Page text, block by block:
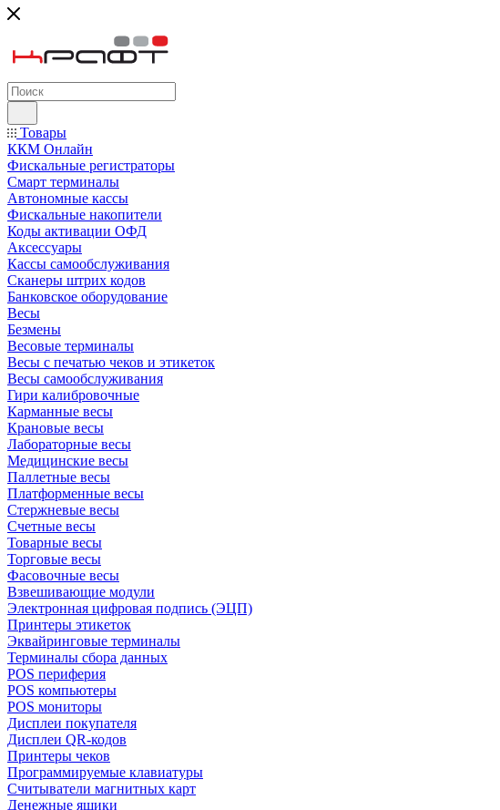
Товары
ККМ Онлайн
Фискальные регистраторы
Смарт терминалы
Автономные кассы
Фискальные накопители
Коды активации ОФД
Аксессуары
Кассы самообслуживания
Сканеры штрих кодов
Банковское оборудование
Весы
Безмены
Весовые терминалы
Весы с печатью чеков и этикеток
Весы самообслуживания
Гири калибровочные
Карманные весы
Крановые весы
Лабораторные весы
Медицинские весы
Паллетные весы
Платформенные весы
Стержневые весы
Счетные весы
Товарные весы
Торговые весы
Фасовочные весы
Взвешивающие модули
Электронная цифровая подпись (ЭЦП)
Принтеры этикеток
Эквайринговые терминалы
Терминалы сбора данных
POS периферия
POS компьютеры
POS мониторы
Дисплеи покупателя
Дисплеи QR-кодов
Принтеры чеков
Программируемые клавиатуры
Считыватели магнитных карт
Денежные ящики